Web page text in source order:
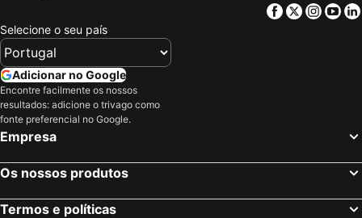
Philipsburg, Hotéis
Gustavia, Ilha Saint Barthélemy Hotéis
West End Village, Anguilla ou Anguilha Hotéis
Shoal Bay East, Anguilla ou Anguilha Hotéis
The Lowlands, Saint-Martin Hotéis
Facebook
Twitter
Selecione o seu país
Adicionar no Google
Encontre facilmente os nossos
resultados: adicione o trivago como
fonte preferencial no Google.
Empresa
Os nossos produtos
Termos e políticas